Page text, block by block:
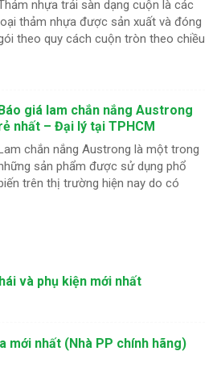
nhựa trải sàn dạng cuộn là các
thảm nhựa được sản xuất và đóng
theo quy cách cuộn tròn theo chiều
giá lam chắn nắng Austrong
nhất – Đại lý tại TPHCM
chắn nắng Austrong là một trong
sản phẩm được sử dụng phổ
trên thị trường hiện nay do có
và phụ kiện mới nhất
mới nhất (Nhà PP chính hãng)